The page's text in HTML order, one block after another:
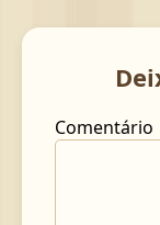
Comentário